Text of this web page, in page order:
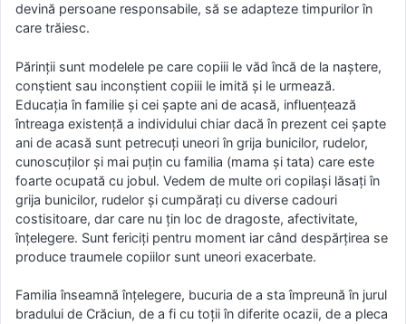
devină persoane responsabile, să se adapteze timpurilor în
care trăiesc.
Părinții sunt modelele pe care copiii le văd încă de la naștere,
conștient sau inconștient copiii le imită și le urmează.
Educația în familie și cei șapte ani de acasă, influențează
întreaga existență a individului chiar dacă în prezent cei șapte
ani de acasă sunt petrecuți uneori în grija bunicilor, rudelor,
cunoscuților și mai puțin cu familia (mama și tata) care este
foarte ocupată cu jobul. Vedem de multe ori copilași lăsați în
grija bunicilor, rudelor și cumpărați cu diverse cadouri
costisitoare, dar care nu țin loc de dragoste, afectivitate,
înțelegere. Sunt fericiți pentru moment iar când despărțirea se
produce traumele copiilor sunt uneori exacerbate.
Familia înseamnă înțelegere, bucuria de a sta împreună în jurul
bradului de Crăciun, de a fi cu toții în diferite ocazii, de a pleca